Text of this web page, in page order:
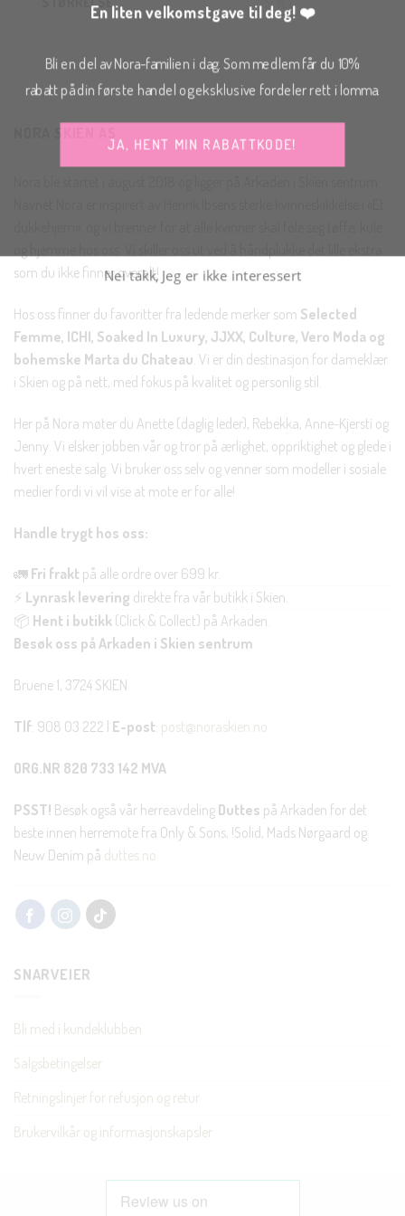
som du ikke finner overalt!
Hos oss finner du favoritter fra ledende merker som Selected
Femme, ICHI, Soaked In Luxury, JJXX, Culture, Vero Moda og
bohemske Marta du Chateau. Vi er din destinasjon for dameklær
i Skien og på nett, med fokus på kvalitet og personlig stil.
Her på Nora møter du Anette (daglig leder), Rebekka, Anne-Kjersti og
Jenny. Vi elsker jobben vår og tror på ærlighet, oppriktighet og glede i
hvert eneste salg. Vi bruker oss selv og venner som modeller i sosiale
medier fordi vi vil vise at mote er for alle!
Handle trygt hos oss:
🚛 Fri frakt på alle ordre over 699 kr.
⚡ Lynrask levering direkte fra vår butikk i Skien.
📦 Hent i butikk (Click & Collect) på Arkaden.
Besøk oss på Arkaden i Skien sentrum
Bruene 1, 3724 SKIEN
Tlf: 908 03 222 | E-post: post@noraskien.no
ORG.NR 820 733 142 MVA
PSST! Besøk også vår herreavdeling Duttes på Arkaden for det
beste innen herremote fra Only & Sons, !Solid, Mads Nørgaard og
Neuw Denim på duttes.no
SNARVEIER
Bli med i kundeklubben
Salgsbetingelser
Retningslinjer for refusjon og retur
Brukervilkår og informasjonskapsler
En liten velkomstgave til deg! ❤️
Bli en del av Nora-familien i dag. Som medlem får du 10%
rabatt på din første handel og eksklusive fordeler rett i lomma.
Nei takk, Jeg er ikke interessert